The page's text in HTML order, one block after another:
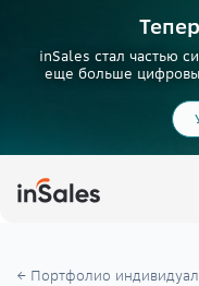
inSales стал частью
еще больше
← Портфолио